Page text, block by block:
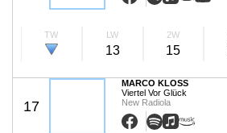
TW LW
13
2W
15
17
MARCO KLOSS
Viertel Vor Glück
New Radiola